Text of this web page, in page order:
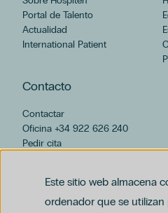
Este sitio web almacena
ordenador que se utilizan
Portal de Talento
Actualidad
International Patient
Contacto
Contactar
Oficina +34 922 626 240
Pedir cita